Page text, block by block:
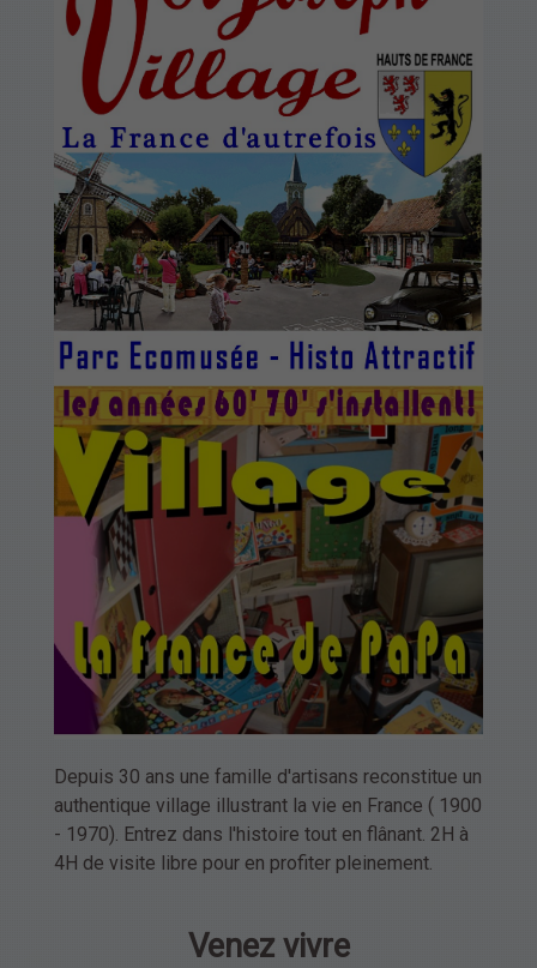
Depuis 30 ans une famille d'artisans reconstitue un
authentique village illustrant la vie en France ( 1900
- 1970). Entrez dans l'histoire tout en flânant. 2H à
4H de visite libre pour en profiter pleinement.
Venez vivre